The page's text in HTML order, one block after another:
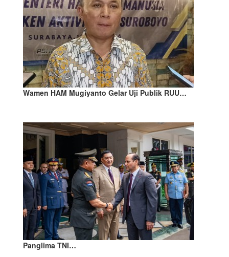
Wamen HAM Mugiyanto Gelar Uji Publik RUU…
Panglima TNI…